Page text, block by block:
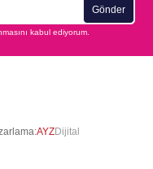
Gönder
kabul ediyorum.
AYZDijital